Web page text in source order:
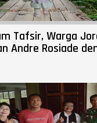
Tafsir, Warga
Andre Rosiade